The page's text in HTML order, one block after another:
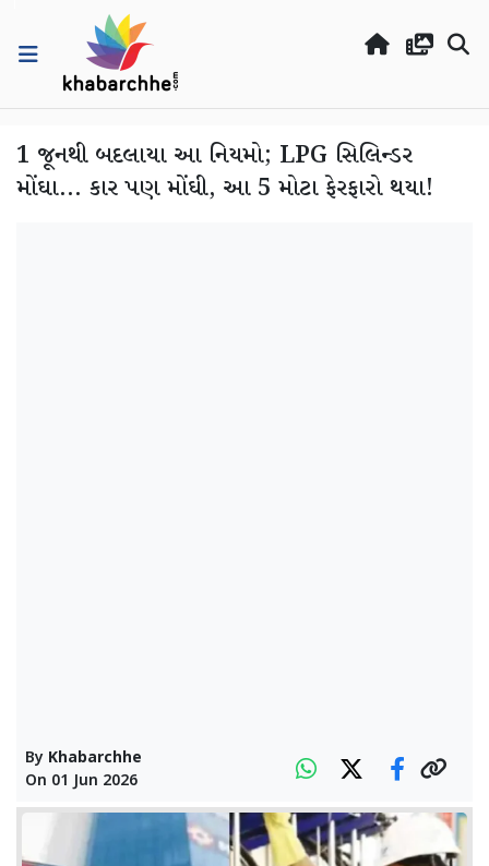
1 જૂનથી બદલાયા આ નિયમો; LPG સિલિન્ડર
મોંઘા... કાર પણ મોંઘી, આ 5 મોટા ફેરફારો થયા!
By Khabarchhe
On 01 Jun 2026